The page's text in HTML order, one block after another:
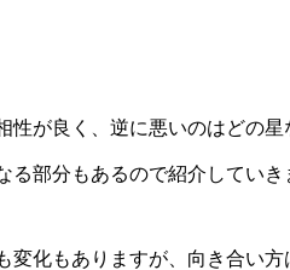
性が良く、逆に悪いのはどの星
部分もあるので紹介していき
変化もありますが、向き合い